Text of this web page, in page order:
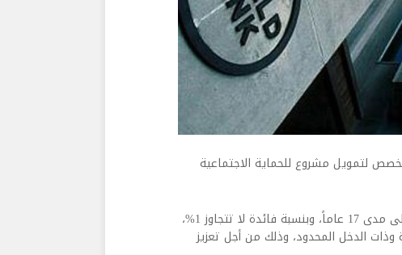
بقيمة 400 مليون دولار، سيخصص لتمويل مشروع للحماية الاجتماعية
وتنص اتفاقية هذا القرض على أن مدة التسديد ستمتد على مدى 17 عاماً، وبنسبة فائدة لا تتجاوز 1%،
الدخل المحدود، وذلك من أجل تعزيز